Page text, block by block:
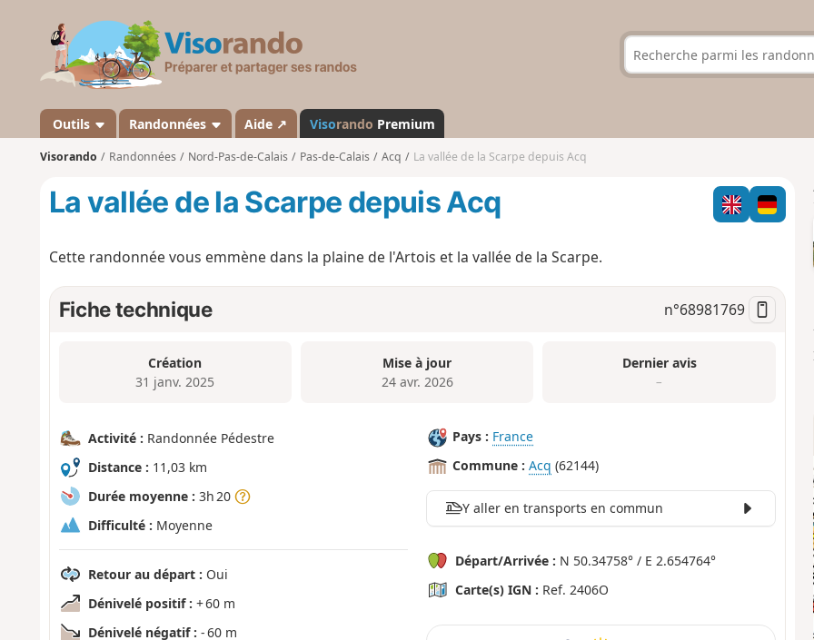
s
a
n
d
Outils Randonnées Aide ↗ Visorando Premium
Visorando Randonnées Nord-Pas-de-Calais Pas-de-Calais Acq La vallée de la Scarpe depuis Acq
La vallée de la Scarpe depuis Acq
Cette randonnée vous emmène dans la plaine de l'Artois et la vallée de la Scarpe.
Fiche technique n°68981769
Création
31 janv. 2025
Mise à jour
24 avr. 2026
Dernier avis
–
Activité : Randonnée Pédestre
Distance : 11,03 km
Durée moyenne : 3h 20
Difficulté : Moyenne
Retour au départ : Oui
Dénivelé positif : + 60 m
Dénivelé négatif : - 60 m
Pays : France
Commune : Acq (62144)
Y aller en transports en commun
Départ/Arrivée : N 50.34758° / E 2.654764°
Carte(s) IGN : Ref. 2406O